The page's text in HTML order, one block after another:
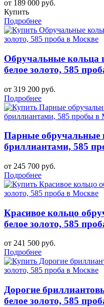
от 189 000 руб.
Купить
Подробнее
Обручальные кольца
белое золото, 585
от 319 200 руб.
Подробнее
Парные обручальные
бриллиантами, 585
от 245 700 руб.
Подробнее
Красивое кольцо
белое золото, 585
от 241 500 руб.
Подробнее
Дорогие
белое золото, 585